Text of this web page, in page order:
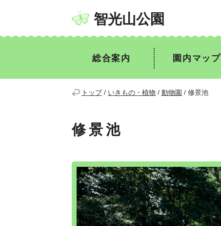
智光山公園
総合案内 園内マップ
トップ/ いきもの・植物 / 動物園 / 修景池
修景池